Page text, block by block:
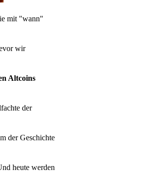
mit "wann"
wir
Altcoins
der
der Geschichte
heute werden